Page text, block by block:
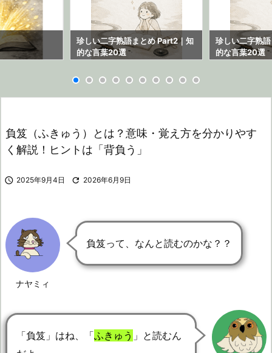
珍しい二字熟語まとめ Part2｜知
的な言葉20選
珍しい二字熟
的な言葉20選
負笈（ふきゅう）とは？意味・覚え方を分かりやす
く解説！ヒントは「背負う」
 2025年9月4日  2026年6月9日
ナヤミィ
負笈って、なんと読むのかな？？
「負笈」はね、「ふきゅう 」と読むん